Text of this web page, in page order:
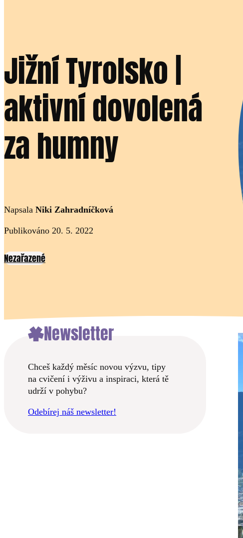
Jižní Tyrolsko |
aktivní dovolená
za humny
Napsala Niki Zahradníčková
Publikováno 20. 5. 2022
Nezařazené
Newsletter
Chceš každý měsíc novou výzvu, tipy
na cvičení i výživu a inspiraci, která tě
udrží v pohybu?
Odebírej náš newsletter!